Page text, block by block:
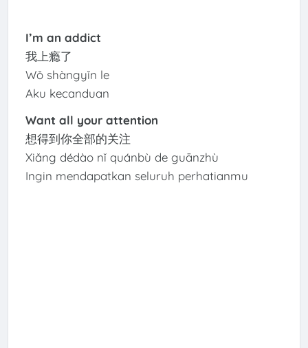
I’m an addict
我上瘾了
Wǒ shàngyǐn le
Aku kecanduan
Want all your attention
想得到你全部的关注
Xiǎng dédào nǐ quánbù de guānzhù
Ingin mendapatkan seluruh perhatianmu